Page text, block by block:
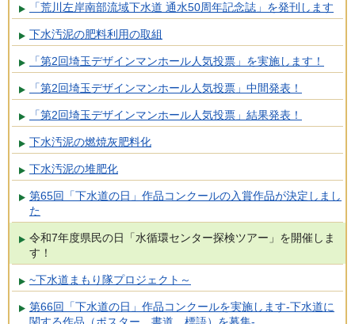
「荒川左岸南部流域下水道 通水50周年記念誌」を発刊します
下水汚泥の肥料利用の取組
「第2回埼玉デザインマンホール人気投票」を実施します！
「第2回埼玉デザインマンホール人気投票」中間発表！
「第2回埼玉デザインマンホール人気投票」結果発表！
下水汚泥の燃焼灰肥料化
下水汚泥の堆肥化
第65回「下水道の日」作品コンクールの入賞作品が決定しまし
た
令和7年度県民の日「水循環センター探検ツアー」を開催しま
す！
~下水道まもり隊プロジェクト～
第66回「下水道の日」作品コンクールを実施します-下水道に